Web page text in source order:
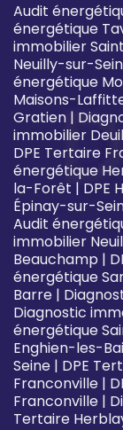
Audit
énergétique
immobilier
Neuilly-sur-
énergétique
Maisons-
Gratien |
immobilier
DPE Tertaire
énergétique
la-Forêt | DPE
Épinay-sur-
Audit
immobilier
Beauchamp |
énergétique
Barre |
Diagnostic
énergétique
Enghien-les-
Seine | DPE
Franconville |
Franconville |
Tertaire